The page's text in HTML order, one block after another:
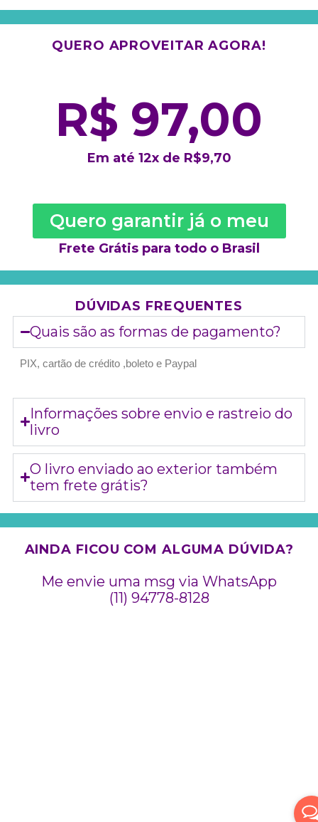
QUERO APROVEITAR AGORA!
R$ 97,00
Em até 12x de R$9,70
Quero garantir já o meu
Frete Grátis para todo o Brasil
DÚVIDAS FREQUENTES
Quais são as formas de pagamento?
PIX, cartão de crédito ,boleto e Paypal
Informações sobre envio e rastreio do
livro
O livro enviado ao exterior também
tem frete grátis?
AINDA FICOU COM ALGUMA DÚVIDA?
Me envie uma msg via WhatsApp
(11) 94778-8128